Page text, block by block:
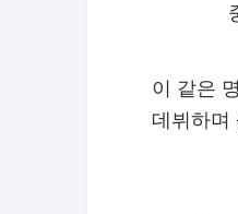
이 같은
데뷔하며